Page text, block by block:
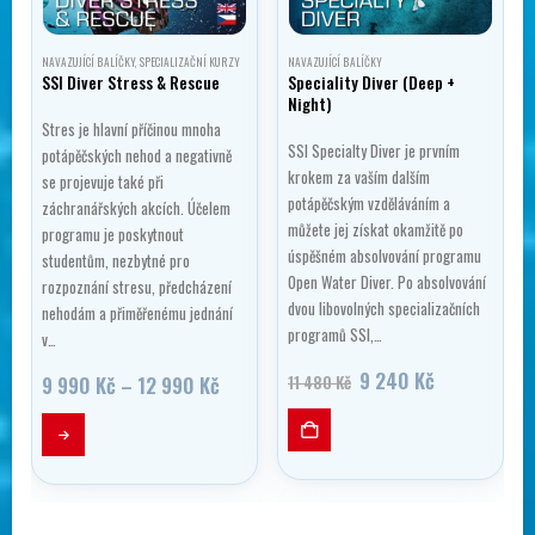
NAVAZUJÍCÍ BALÍČKY, SPECIALIZAČNÍ KURZY
SSI Diver Stress & Rescue
Stres je hlavní příčinou mnoha
potápěčských nehod a negativně
se projevuje také při
záchranářských akcích. Účelem
programu je poskytnout
studentům, nezbytné pro
rozpoznání stresu, předcházení
nehodám a přiměřenému jednání
v…
9 990 Kč – 12 990 Kč
12
Tento produkt má více variant. Možnosti lze vybrat na stránce produktu
NAVAZUJÍCÍ BALÍČKY
Speciality Diver (Deep +
Night)
SSI Specialty Diver je prvním
krokem za vaším dalším
potápěčským vzděláváním a
můžete jej získat okamžitě po
úspěšném absolvování programu
Open Water Diver. Po absolvování
dvou libovolných specializačních
programů SSI,…
11 480Kč Původní
cena
9 240 KčAktuální